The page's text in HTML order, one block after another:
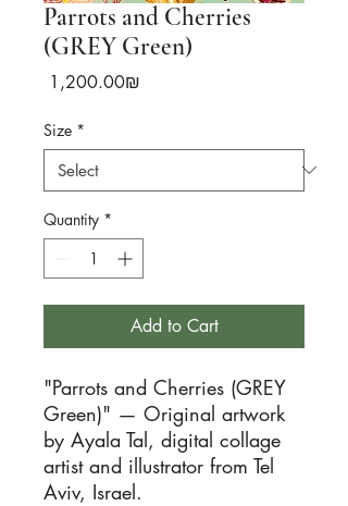
Parrots and Cherries
(GREY Green)
‏1,200.00 ‏₪
Size *
Quantity *
Add to Cart
"Parrots and Cherries (GREY
Green)" — Original artwork
by Ayala Tal, digital collage
artist and illustrator from Tel
Aviv, Israel.